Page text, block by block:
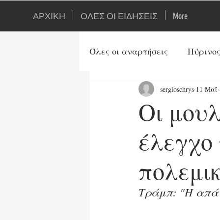
ΑΡΧΙΚΗ ΟΛΕΣ ΟΙ ΕΙΔΗΣΕΙΣ More
Όλες οι αναρτήσεις
Ιστορία Ορθοδοξία
Αρθρογράφοι
Ενέργεια Τεχνολογία
Οι
sergioschrys 11 Μαΐ
Tράμπ: "Η